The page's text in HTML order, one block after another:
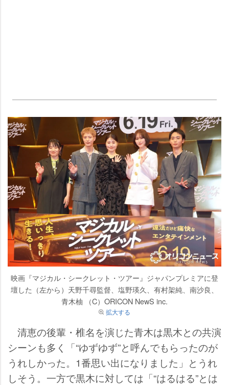
映画『マジカル・シークレット・ツアー』ジャパンプレミアに登
壇した（左から）天野千尋監督、塩野瑛久、有村架純、南沙良、
青木柚 （C）ORICON NewS inc.
拡大する
清恵の後輩・椎名を演じた青木は黒木との共演
シーンも多く「“ゆずゆず”と呼んでもらったのが
うれしかった。1番思い出になりました」とうれ
しそう。一方で黒木に対しては「“はるはる”とは